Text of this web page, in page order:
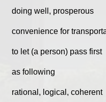
doing well, prosperous
convenience for
to let (a person) pass first
as following
rational, logical, coherent